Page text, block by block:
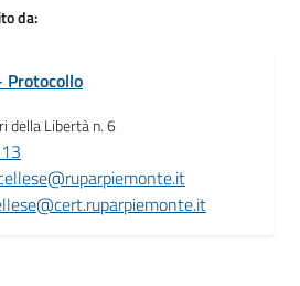
da:
Protocollo
della Libertà n. 6